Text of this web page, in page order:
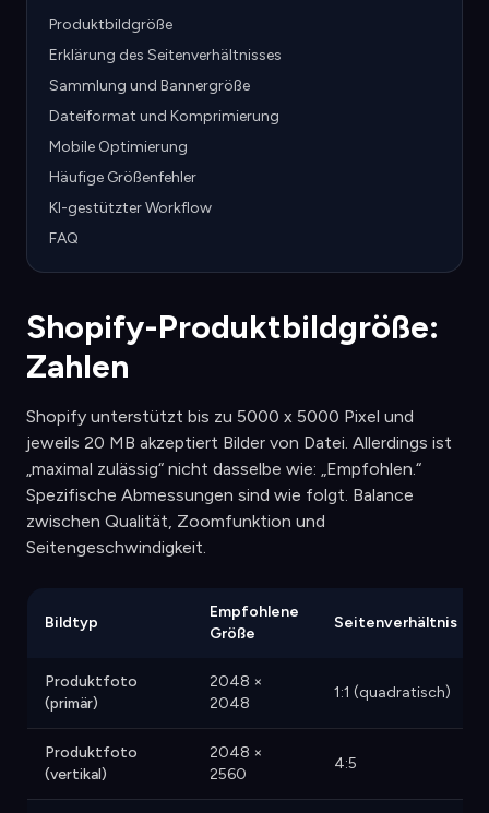
Produktbildgröße
Erklärung des Seitenverhältnisses
Sammlung und Bannergröße
Dateiformat und Komprimierung
Mobile Optimierung
Häufige Größenfehler
KI-gestützter Workflow
FAQ
Shopify-Produktbildgröße:
Zahlen
Shopify unterstützt bis zu 5000 x 5000 Pixel und
jeweils 20 MB akzeptiert Bilder von Datei. Allerdings ist
„maximal zulässig“ nicht dasselbe wie: „Empfohlen.“
Spezifische Abmessungen sind wie folgt. Balance
zwischen Qualität, Zoomfunktion und
Seitengeschwindigkeit.
Bildtyp
Empfohlene
Größe
Seitenverhältnis
Produktfoto
(primär)
2048 ×
2048
1:1 (quadratisch)
Produktfoto
(vertikal)
2048 ×
2560
4:5